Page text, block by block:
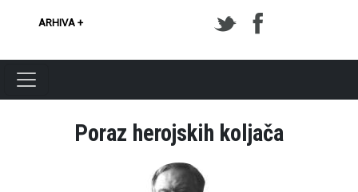
ARHIVA +
Poraz herojskih koljača